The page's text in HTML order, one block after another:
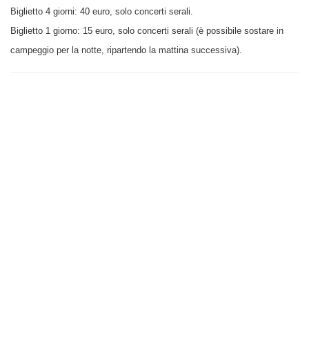
Biglietto 4 giorni: 40 euro, solo concerti serali.
Biglietto 1 giorno: 15 euro, solo concerti serali (è possibile sostare in
campeggio per la notte, ripartendo la mattina successiva).